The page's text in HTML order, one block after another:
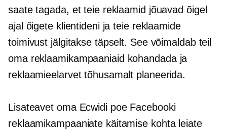
saate tagada, et teie reklaamid jõuavad õigel
ajal õigete klientideni ja teie reklaamide
toimivust jälgitakse täpselt. See võimaldab teil
oma reklaamikampaaniaid kohandada ja
reklaamieelarvet tõhusamalt planeerida.
Lisateavet oma Ecwidi poe Facebooki
reklaamikampaaniate käitamise kohta leiate